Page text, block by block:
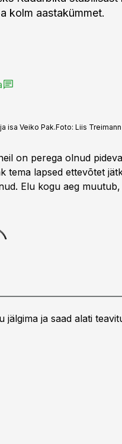
kolm aastakümmet.
isa Veiko Pak.Foto: Liis Treimann
on perega olnud
lapsed ettevõtet
Elu kogu aeg
jälgima ja saad alati